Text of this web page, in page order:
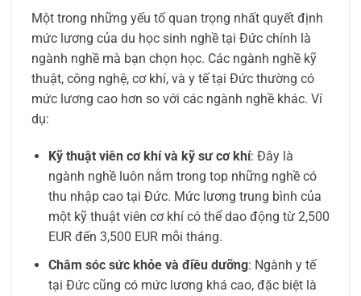
Một trong những yếu tố quan trọng nhất quyết định
mức lương của du học sinh nghề tại Đức chính là
ngành nghề mà bạn chọn học. Các ngành nghề kỹ
thuật, công nghệ, cơ khí, và y tế tại Đức thường có
mức lương cao hơn so với các ngành nghề khác. Ví
dụ:
Kỹ thuật viên cơ khí và kỹ sư cơ khí: Đây là
ngành nghề luôn nằm trong top những nghề có
thu nhập cao tại Đức. Mức lương trung bình của
một kỹ thuật viên cơ khí có thể dao động từ 2,500
EUR đến 3,500 EUR mỗi tháng.
Chăm sóc sức khỏe và điều dưỡng: Ngành y tế
tại Đức cũng có mức lương khá cao, đặc biệt là